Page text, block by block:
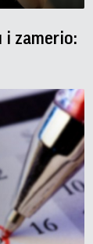
i zamerio: